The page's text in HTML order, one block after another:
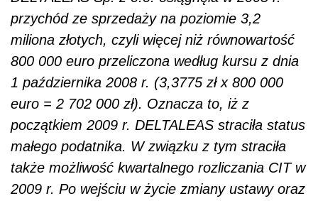
przychód ze sprzedaży na poziomie 3,2
miliona złotych, czyli więcej niż równowartość
800 000 euro przeliczona według kursu z dnia
1 października 2008 r. (3,3775 zł x 800 000
euro = 2 702 000 zł). Oznacza to, iż z
początkiem 2009 r. DELTALEAS straciła status
małego podatnika. W związku z tym straciła
także możliwość kwartalnego rozliczania CIT w
2009 r. Po wejściu w życie zmiany ustawy oraz